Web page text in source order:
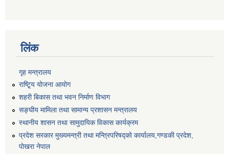
लिंक
गृह मन्त्रालय
राष्टि्ृय योजना आयोग
शहरी बिकास तथा भवन निर्माण विभाग
सङ्घीय मामिला तथा सामान्य प्रशासन मन्त्रालय
स्थानीय शासन तथा सामुदायिक विकास कार्यक्रम
प्रदेश सरकार मुख्यमन्त्री तथा मन्त्रिपरिषद्को कार्यालय,गण्डकी प्रदेश,
पाेखरा नेपाल